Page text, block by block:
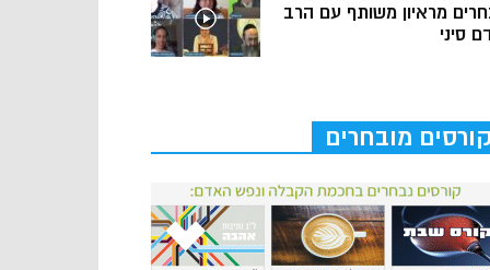
מראיון משותף עם הרב
סיני
קורסים מובחרים